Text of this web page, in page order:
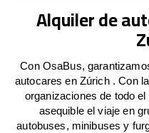
Alquiler de
Con OsaBus,
autocares en Zúrich . Con
organizaciones de todo
asequible el viaje en
autobuses, minibuses y